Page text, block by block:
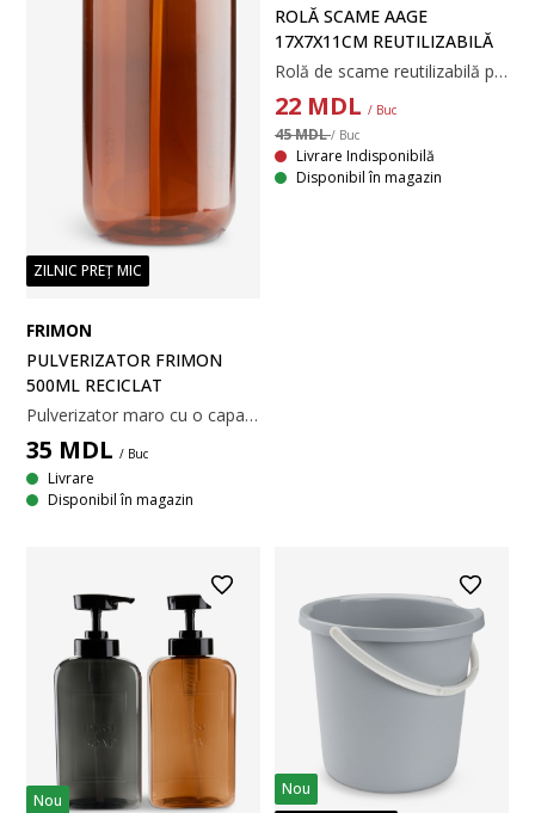
ZILNIC PREȚ MIC
FRIMON
PULVERIZATOR FRIMON
500ML RECICLAT
Pulverizator maro cu o capacitate de 500 ml. Ideal pentru curățenie sau pulverizarea plantelor. Ø7x21 cm
35 MDL / Buc
Livrare
Disponibil în magazin
ROLĂ SCAME AAGE
17X7X11CM REUTILIZABILĂ
Rolă de scame reutilizabilă pentru îndepărtarea părului și scamelor de pe haine și mobilier. Rola se curăță ușor prin clătire cu apă caldă. Include un capac de protecție. 17x7x11 cm
22 MDL / Buc
45 MDL/ Buc
Livrare Indisponibilă
Disponibil în magazin
Nou
Nou